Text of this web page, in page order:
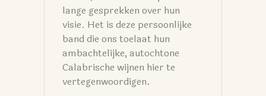
lange gesprekken over hun
visie. Het is deze persoonlijke
band die ons toelaat hun
ambachtelijke, autochtone
Calabrische wijnen hier te
vertegenwoordigen.